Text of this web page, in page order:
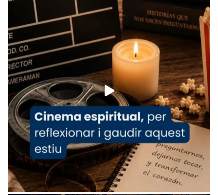
tican News 👇
www.vaticannews.va/es/iglesia/news/2026-
07/carmina-historia-depresion-papa-viaje-
espana-testimoni...
Foto
View on Facebook · Share
Arquebisbat de Barcelona
2 weeks ago
«Avui les santes Juliana i Semproniana ens
ajuden a alçar la mirada»
Mons. Sergi Gordo, bisbe de Tortosa, ha
presidit aquest 27 de juliol la missa de Les
Santes de Mataró.